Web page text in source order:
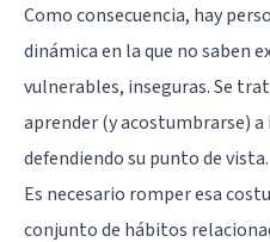
Como consecuencia, hay
dinámica en la que no saben
vulnerables, inseguras. Se
aprender (y acostumbrarse)
defendiendo su punto de vista.
Es necesario romper esa
conjunto de hábitos